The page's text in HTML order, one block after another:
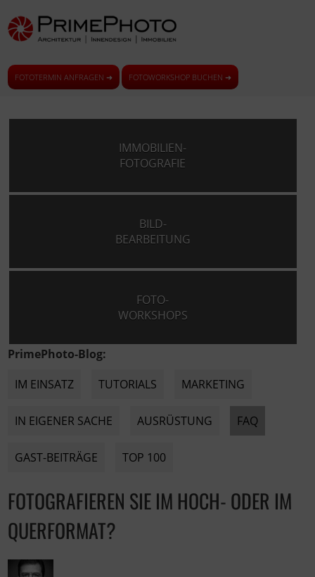
FOTOTERMIN ANFRAGEN ➜ FOTOWORKSHOP BUCHEN ➜
IMMOBILIEN-
FOTOGRAFIE
BILD-
BEARBEITUNG
FOTO-
WORKSHOPS
PrimePhoto-Blog:
IM EINSATZ
TUTORIALS MARKETING
IN EIGENER SACHE AUSRÜSTUNG FAQ
GAST-BEITRÄGE TOP 100
FOTOGRAFIEREN SIE IM HOCH- ODER IM
QUERFORMAT?